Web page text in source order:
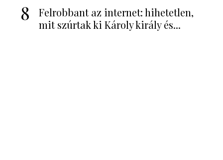
8
Felrobbant az internet: hihetetlen,
mit szúrtak ki Károly király és...